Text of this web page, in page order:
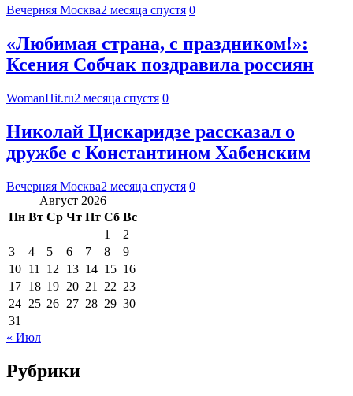
Вечерняя Москва2 месяца спустя 0
«Любимая страна, с праздником!»:
Ксения Собчак поздравила россиян
WomanHit.ru2 месяца спустя 0
Николай Цискаридзе рассказал о
дружбе с Константином Хабенским
Вечерняя Москва2 месяца спустя 0
Август 2026
Пн Вт Ср Чт Пт Сб Вс
1
2
3
4 5 6 7 8
9
10 11 12 13 14 15 16
17 18 19 20 21 22 23
24 25 26 27 28 29 30
31
« Июл
Рубрики